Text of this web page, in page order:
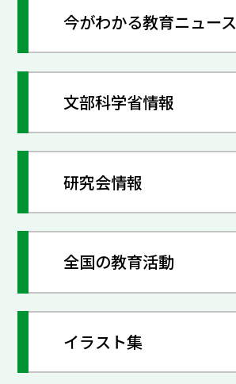
今がわかる教育ニュース
文部科学省情報
研究会情報
全国の教育活動
イラスト集